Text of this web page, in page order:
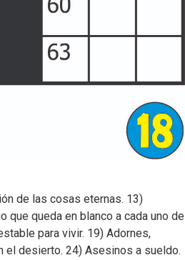
de las cosas eternas. 13)
que queda en blanco a cada uno de
para vivir. 19) Adornes,
el desierto. 24) Asesinos a sueldo.